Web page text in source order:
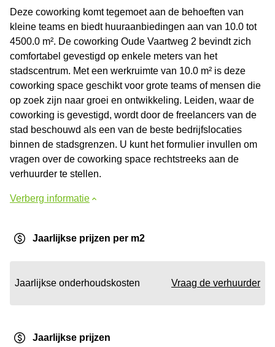
Deze coworking komt tegemoet aan de behoeften van
kleine teams en biedt huuraanbiedingen aan van 10.0 tot
4500.0 m². De coworking Oude Vaartweg 2 bevindt zich
comfortabel gevestigd op enkele meters van het
stadscentrum. Met een werkruimte van 10.0 m² is deze
coworking space geschikt voor grote teams of mensen die
op zoek zijn naar groei en ontwikkeling. Leiden, waar de
coworking is gevestigd, wordt door de freelancers van de
stad beschouwd als een van de beste bedrijfslocaties
binnen de stadsgrenzen. U kunt het formulier invullen om
vragen over de coworking space rechtstreeks aan de
verhuurder te stellen.
Verberg informatie
Jaarlijkse prijzen per m2
Jaarlijkse onderhoudskosten Vraag de verhuurder
Jaarlijkse prijzen